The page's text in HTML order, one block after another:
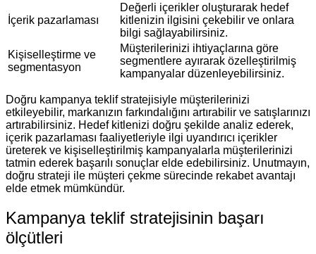
İçerik pazarlaması
Değerli içerikler oluşturarak hedef
kitlenizin ilgisini çekebilir ve onlara
bilgi sağlayabilirsiniz.
Kişiselleştirme ve
segmentasyon
Müşterilerinizi ihtiyaçlarına göre
segmentlere ayırarak özelleştirilmiş
kampanyalar düzenleyebilirsiniz.
Doğru kampanya teklif stratejisiyle müşterilerinizi
etkileyebilir, markanızın farkındalığını artırabilir ve satışlarınızı
artırabilirsiniz. Hedef kitlenizi doğru şekilde analiz ederek,
içerik pazarlaması faaliyetleriyle ilgi uyandırıcı içerikler
üreterek ve kişiselleştirilmiş kampanyalarla müşterilerinizi
tatmin ederek başarılı sonuçlar elde edebilirsiniz. Unutmayın,
doğru strateji ile müşteri çekme sürecinde rekabet avantajı
elde etmek mümkündür.
Kampanya teklif stratejisinin başarı
ölçütleri